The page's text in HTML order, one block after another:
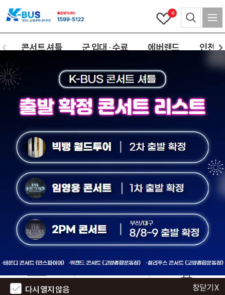
0
콘서트 셔틀 군 입대 · 수료 에버랜드 인천(
인천공항 에버랜드
다시 열지 않음 창닫기 X
다시 열지 않음 창닫기 X